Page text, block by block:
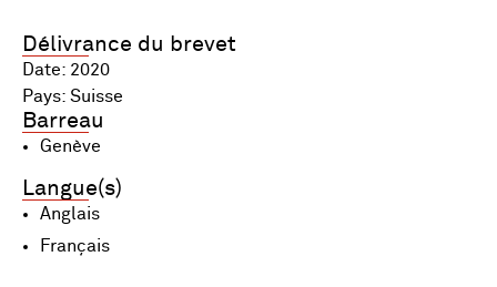
Délivrance du brevet
Date: 2020
Pays: Suisse
Barreau
Genève
Langue(s)
Anglais
Français